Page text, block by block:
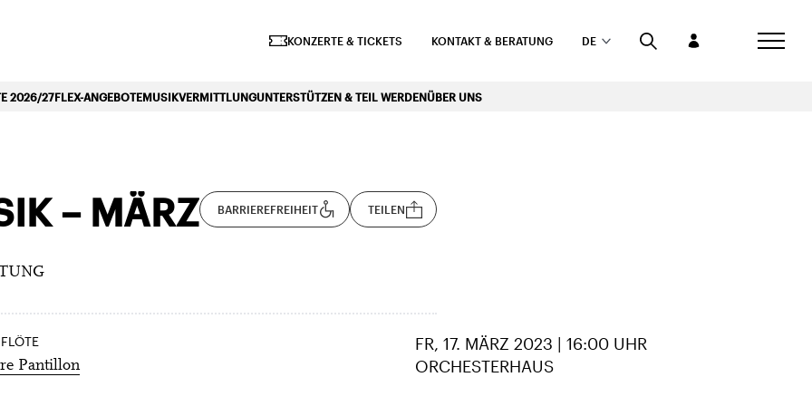
KONZERTE & TICKETS KONTAKT & BERATUNG DE
2026/27FLEX-ANGEBOTEMUSIKVERMITTLUNGUNTERSTÜTZEN & TEIL WERDENÜBER UNS
– MÄRZ BARRIEREFREIHEIT TEILEN
Pantillon
FR, 17. MÄRZ 2023 | 16:00 UHR
ORCHESTERHAUS